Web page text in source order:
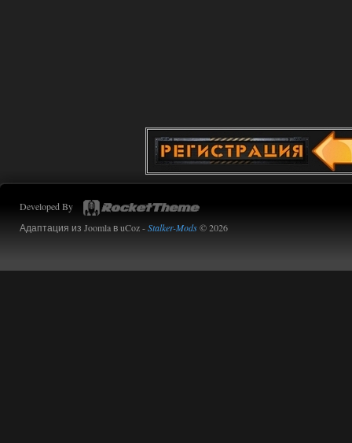
Developed By
Адаптация из Joomla в uCoz -Stalker-Mods© 2026